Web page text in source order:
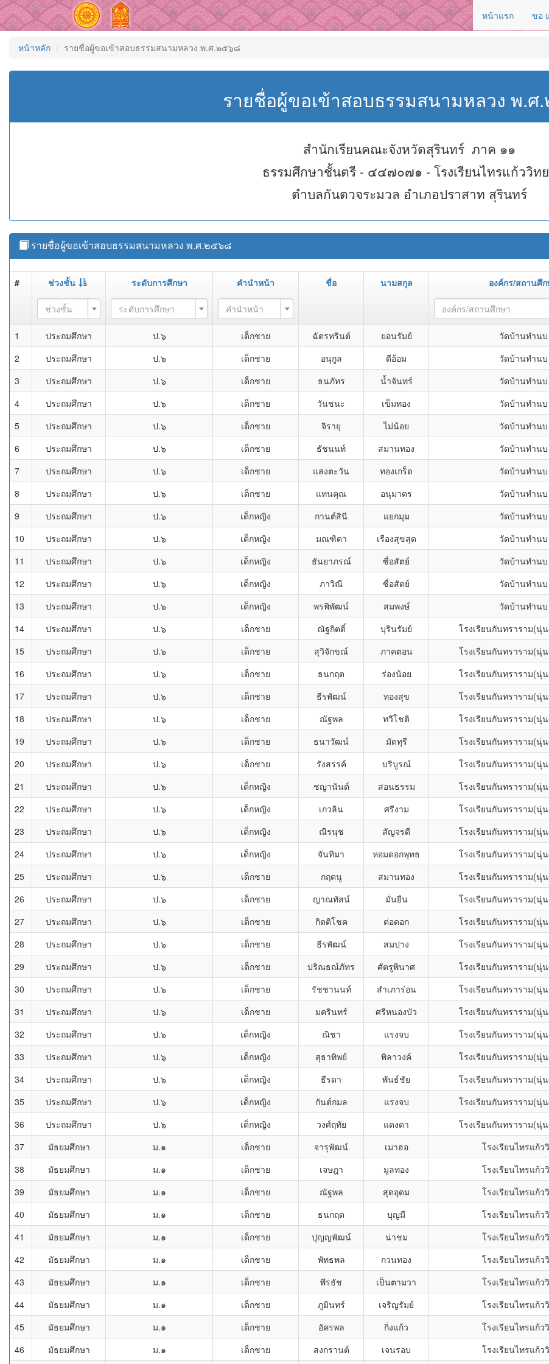
หน้าแรก ขอ
หน้าหลัก รายชื่อผู้ขอเข้าสอบธรรมสนามหลวง พ.ศ.๒๕๖๘
รายชื่อผู้ขอเข้าสอบธรรมสนามหลวง พ.
สำนักเรียนคณะจังหวัดสุรินทร์ ภาค ๑๑
ธรรมศึกษาชั้นตรี - ๔๔๗๐๗๑ - โรงเรียนไทรแก้ววิท
ตำบลกันตวจระมวล อำเภอปราสาท สุรินทร์
รายชื่อผู้ขอเข้าสอบธรรมสนามหลวง พ.ศ.๒๕๖๘
# ช่วงชั้น ระดับการศึกษา คำนำหน้า ชื่อ นามสกุล องค์กร/สถานศึก
ช่วงชั้น ระดับการศึกษา คำนำหน้า องค์กร/สถานศึกษา
1 ประถมศึกษา ป.๖ เด็กชาย ฉัตรทรินต์ ยอนรัมย์ วัดบ้านทำนบ
2
ประถมศึกษา ป.๖ เด็กชาย อนุกูล ดีอ้อม วัดบ้านทำนบ
3
ประถมศึกษา ป.๖ เด็กชาย ธนภัทร น้ำจันทร์ วัดบ้านทำนบ
4
ประถมศึกษา ป.๖ เด็กชาย วันชนะ เข็มทอง วัดบ้านทำนบ
5
ประถมศึกษา ป.๖ เด็กชาย จิรายุ ไม่น้อย วัดบ้านทำนบ
6
ประถมศึกษา ป.๖ เด็กชาย ธัชนนท์ สมานทอง วัดบ้านทำนบ
7
ประถมศึกษา ป.๖ เด็กชาย แสงตะวัน ทองเกร็ด วัดบ้านทำนบ
8
ประถมศึกษา ป.๖ เด็กชาย แทนคุณ อนุมาตร วัดบ้านทำนบ
9
ประถมศึกษา ป.๖ เด็กหญิง กานต์สินี แยกมุม วัดบ้านทำนบ
10
ประถมศึกษา ป.๖ เด็กหญิง มณฑิตา เรืองสุขสุด วัดบ้านทำนบ
11
ประถมศึกษา ป.๖ เด็กหญิง ธันยาภรณ์ ซื่อสัตย์ วัดบ้านทำนบ
12
ประถมศึกษา ป.๖ เด็กหญิง ภาวิณี ซื่อสัตย์ วัดบ้านทำนบ
13
ประถมศึกษา ป.๖ เด็กหญิง พรพิพัฒน์ สมพงษ์ วัดบ้านทำนบ
14
ประถมศึกษา ป.๖ เด็กชาย ณัฐกิตติ์ บุรินรัมย์ โรงเรียนกันทราราม(นุ่
15
ประถมศึกษา ป.๖ เด็กชาย สุวิจักขณ์ ภาคตอน โรงเรียนกันทราราม(นุ่
16
ประถมศึกษา ป.๖ เด็กชาย ธนกฤต ร่องน้อย โรงเรียนกันทราราม(นุ่
17
ประถมศึกษา ป.๖ เด็กชาย ธีรพัฒน์ ทองสุข โรงเรียนกันทราราม(นุ่
18
ประถมศึกษา ป.๖ เด็กชาย ณัฐพล ทวีโชติ โรงเรียนกันทราราม(นุ่
19
ประถมศึกษา ป.๖ เด็กชาย ธนาวัฒน์ มัดทุรี โรงเรียนกันทราราม(นุ่
20
ประถมศึกษา ป.๖ เด็กชาย รังสรรค์ บริบูรณ์ โรงเรียนกันทราราม(นุ่
21
ประถมศึกษา ป.๖ เด็กหญิง ชญานันต์ สอนธรรม โรงเรียนกันทราราม(นุ่
22
ประถมศึกษา ป.๖ เด็กหญิง เกวลิน ศรีงาม โรงเรียนกันทราราม(นุ่
23
ประถมศึกษา ป.๖ เด็กหญิง ณีรนุช สัญจรดี โรงเรียนกันทราราม(นุ่
24
ประถมศึกษา ป.๖ เด็กหญิง จันทิมา หอมดอกพุทธ โรงเรียนกันทราราม(นุ่
25
ประถมศึกษา ป.๖ เด็กชาย กฤตนู สมานทอง โรงเรียนกันทราราม(นุ่
26
ประถมศึกษา ป.๖ เด็กชาย ญาณทัสน์ มั่นยืน โรงเรียนกันทราราม(นุ่
27
ประถมศึกษา ป.๖ เด็กชาย กิตติโชค ต่อดอก โรงเรียนกันทราราม(นุ่
28
ประถมศึกษา ป.๖ เด็กชาย ธีรพัฒน์ สมปาง โรงเรียนกันทราราม(นุ่
29
ประถมศึกษา ป.๖ เด็กชาย ปริณธณ์ภัทร ศัตรูพินาศ โรงเรียนกันทราราม(นุ่
30
ประถมศึกษา ป.๖ เด็กชาย รัชชานนท์ สำเภาร่อน โรงเรียนกันทราราม(นุ่
31
ประถมศึกษา ป.๖ เด็กชาย มครินทร์ ศรีหนองบัว โรงเรียนกันทราราม(นุ่
32
ประถมศึกษา ป.๖ เด็กหญิง ณิชา แรงจบ โรงเรียนกันทราราม(นุ่
33
ประถมศึกษา ป.๖ เด็กหญิง สุธาทิพย์ พิลาวงค์ โรงเรียนกันทราราม(นุ่
34
ประถมศึกษา ป.๖ เด็กหญิง ธีรดา พันธ์ชัย โรงเรียนกันทราราม(นุ่
35
ประถมศึกษา ป.๖ เด็กหญิง กันต์กมล แรงจบ โรงเรียนกันทราราม(นุ่
36
ประถมศึกษา ป.๖ เด็กหญิง วงศ์ฤทัย แดงดา โรงเรียนกันทราราม(นุ่
37
มัธยมศึกษา ม.๑ เด็กชาย จารุพัฒน์ เมาฮอ โรงเรียนไทรแก้ว
38
มัธยมศึกษา ม.๑ เด็กชาย เจษฎา มูลทอง โรงเรียนไทรแก้ว
39
มัธยมศึกษา ม.๑ เด็กชาย ณัฐพล สุดอุดม โรงเรียนไทรแก้ว
40
มัธยมศึกษา ม.๑ เด็กชาย ธนกฤต บุญมี โรงเรียนไทรแก้ว
41
มัธยมศึกษา ม.๑ เด็กชาย ปุญญพัฒน์ น่าชม โรงเรียนไทรแก้ว
42
มัธยมศึกษา ม.๑ เด็กชาย พัทธพล กวนทอง โรงเรียนไทรแก้ว
43
มัธยมศึกษา ม.๑ เด็กชาย พีรธัช เป็นตามวา โรงเรียนไทรแก้ว
44
มัธยมศึกษา ม.๑ เด็กชาย ภูมินทร์ เจริญรัมย์ โรงเรียนไทรแก้ว
45
มัธยมศึกษา ม.๑ เด็กชาย อัครพล กิ่งแก้ว โรงเรียนไทรแก้ว
46
มัธยมศึกษา ม.๑ เด็กชาย สงกรานต์ เจนรอบ โรงเรียนไทรแก้ว